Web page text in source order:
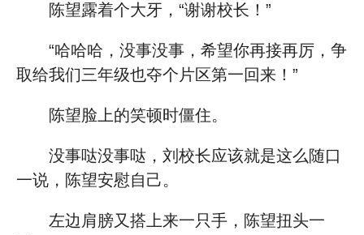
陈望露着个大牙，“谢谢校长！”
“哈哈哈，没事没事，希望你再接再厉，争
取给我们三年级也夺个片区第一回来！”
陈望脸上的笑顿时僵住。
没事哒没事哒，刘校长应该就是这么随口
一说，陈望安慰自己。
左边肩膀又搭上来一只手，陈望扭头一